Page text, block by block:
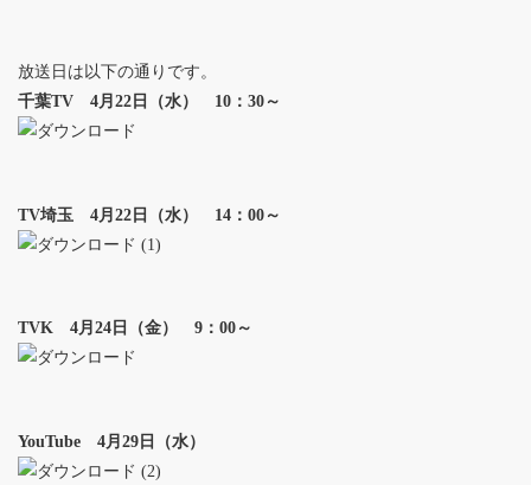
放送日は以下の通りです。
千葉TV 4月22日（水） 10：30～
TV埼玉 4月22日（水） 14：00～
TVK 4月24日（金） 9：00～
YouTube 4月29日（水）